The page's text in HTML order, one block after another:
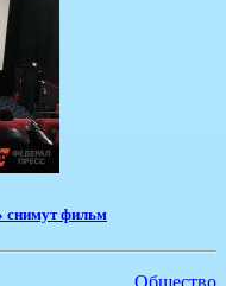
снимут фильм
Общество